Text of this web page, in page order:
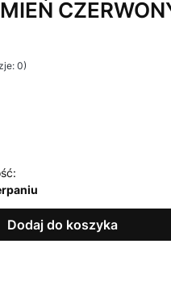
0)
Dodaj do koszyka